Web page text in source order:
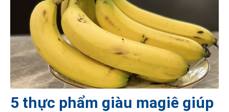
5 thực phẩm giàu magiê giúp